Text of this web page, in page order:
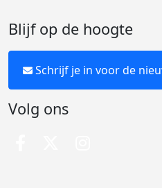
Blijf op de hoogte
Schrijf je in voor de
Volg ons